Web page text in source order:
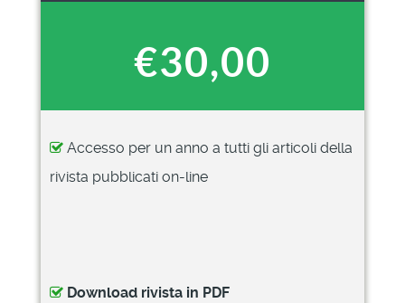
€30,00
Accesso per un anno a tutti gli articoli della
rivista pubblicati on-line
Download rivista in PDF